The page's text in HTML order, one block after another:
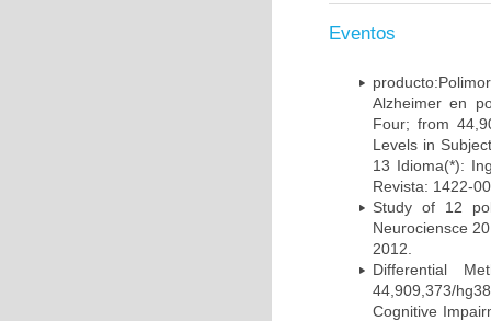
Eventos
Alzheimer en
Four; from
Levels in
13 Idioma(*):
Revista: 1422-
Study of 12
Neurociensce
2012.
Differential
44,909,373/
Cognitive